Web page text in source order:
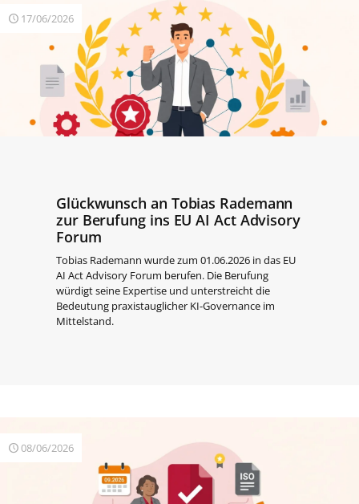
Glückwunsch an Tobias Rademann
zur Berufung ins EU AI Act Advisory
Forum
Tobias Rademann wurde zum 01.06.2026 in das EU
AI Act Advisory Forum berufen. Die Berufung
würdigt seine Expertise und unterstreicht die
Bedeutung praxistauglicher KI-Governance im
Mittelstand.
17/06/2026
08/06/2026